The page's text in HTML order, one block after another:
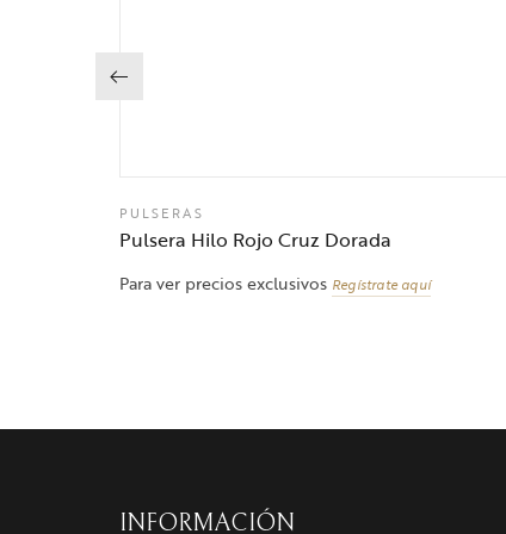
PULSERAS
Pulsera Hilo Rojo Cruz Dorada
Para ver precios exclusivos Regístrate aquí
INFORMACIÓN